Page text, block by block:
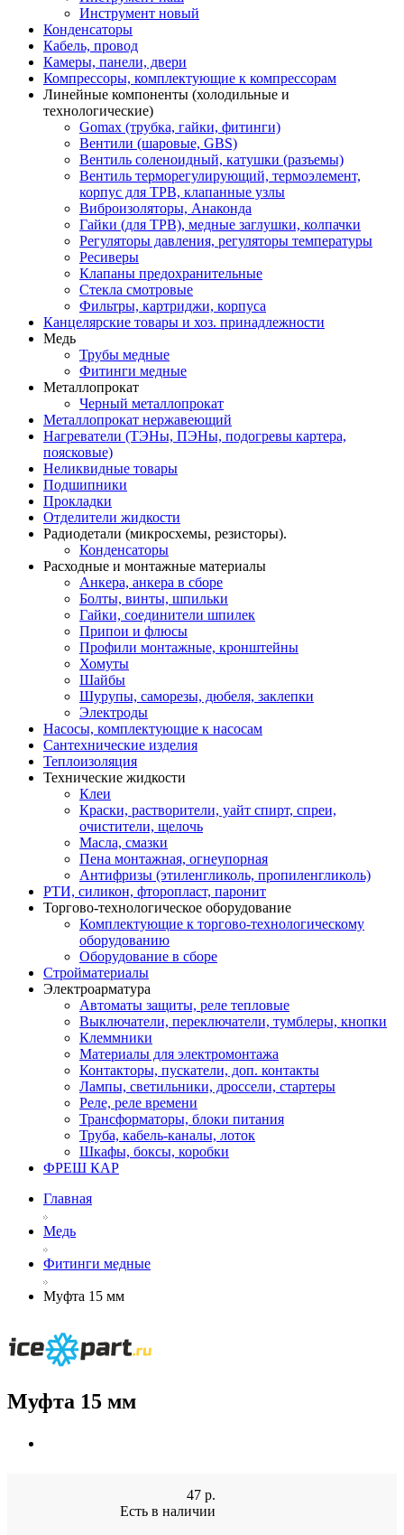
Инструмент новый
Конденсаторы
Кабель, провод
Камеры, панели, двери
Компрессоры, комплектующие к компрессорам
Линейные компоненты (холодильные и
технологические)
Gomax (трубка, гайки, фитинги)
Вентили (шаровые, GBS)
Вентиль соленоидный, катушки (разъемы)
Вентиль терморегулирующий, термоэлемент,
корпус для ТРВ, клапанные узлы
Виброизоляторы, Анаконда
Гайки (для ТРВ), медные заглушки, колпачки
Регуляторы давления, регуляторы температуры
Ресиверы
Клапаны предохранительные
Стекла смотровые
Фильтры, картриджи, корпуса
Канцелярские товары и хоз. принадлежности
Медь
Трубы медные
Фитинги медные
Металлопрокат
Черный металлопрокат
Металлопрокат нержавеющий
Нагреватели (ТЭНы, ПЭНы, подогревы картера,
поясковые)
Неликвидные товары
Подшипники
Прокладки
Отделители жидкости
Радиодетали (микросхемы, резисторы).
Конденсаторы
Расходные и монтажные материалы
Анкера, анкера в сборе
Болты, винты, шпильки
Гайки, соединители шпилек
Припои и флюсы
Профили монтажные, кронштейны
Хомуты
Шайбы
Шурупы, саморезы, дюбеля, заклепки
Электроды
Насосы, комплектующие к насосам
Сантехнические изделия
Теплоизоляция
Технические жидкости
Клеи
Краски, растворители, уайт спирт, спреи,
очистители, щелочь
Масла, смазки
Пена монтажная, огнеупорная
Антифризы (этиленгликоль, пропиленгликоль)
РТИ, силикон, фторопласт, паронит
Торгово-технологическое оборудование
Комплектующие к торгово-технологическому
оборудованию
Оборудование в сборе
Стройматериалы
Электроарматура
Автоматы защиты, реле тепловые
Выключатели, переключатели, тумблеры, кнопки
Клеммники
Материалы для электромонтажа
Контакторы, пускатели, доп. контакты
Лампы, светильники, дроссели, стартеры
Реле, реле времени
Трансформаторы, блоки питания
Труба, кабель-каналы, лоток
Шкафы, боксы, коробки
ФРЕШ КАР
Главная
Медь
Фитинги медные
Муфта 15 мм
Муфта 15 мм
47 р.
Есть в наличии